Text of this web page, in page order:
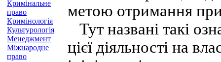
Кримінальне
право
Кримінологія
Культурологія
Менеджмент
Міжнародне
право
метою отримання
Тут названі такі
цієї діяльності на